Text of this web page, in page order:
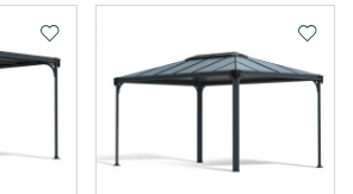
Zur Wunschliste hinzufügen Zur